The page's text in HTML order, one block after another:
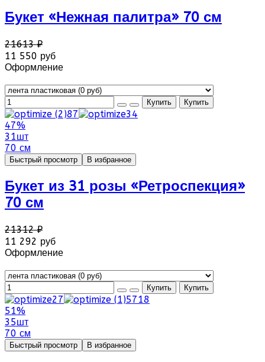
Букет «Нежная палитра» 70 см
21613 ₽
11 550 руб
Оформление
47%
31шт
70 см
Быстрый просмотр В избранное
Букет из 31 розы «Ретроспекция»
70 см
21312 ₽
11 292 руб
Оформление
51%
35шт
70 см
Быстрый просмотр В избранное